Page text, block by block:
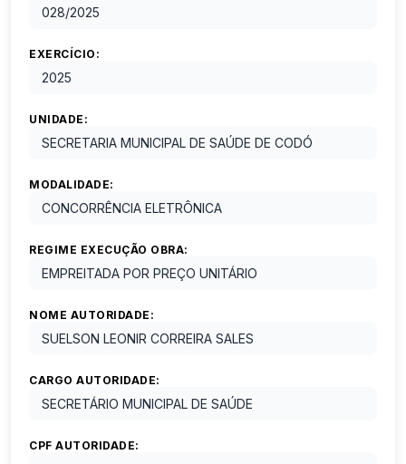
028/2025
EXERCÍCIO:
2025
UNIDADE:
SECRETARIA MUNICIPAL DE SAÚDE DE CODÓ
MODALIDADE:
CONCORRÊNCIA ELETRÔNICA
REGIME EXECUÇÃO OBRA:
EMPREITADA POR PREÇO UNITÁRIO
NOME AUTORIDADE:
SUELSON LEONIR CORREIRA SALES
CARGO AUTORIDADE:
SECRETÁRIO MUNICIPAL DE SAÚDE
CPF AUTORIDADE: